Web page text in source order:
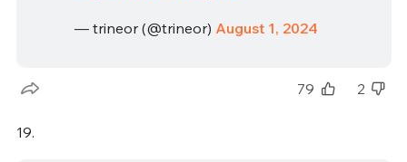
— trineor (@trineor) August 1, 2024
79 2
19.